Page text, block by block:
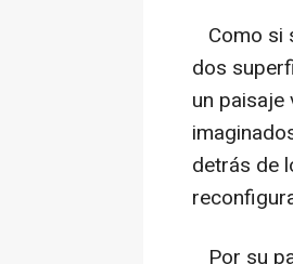
Como si
dos
un
detrás de
Por su